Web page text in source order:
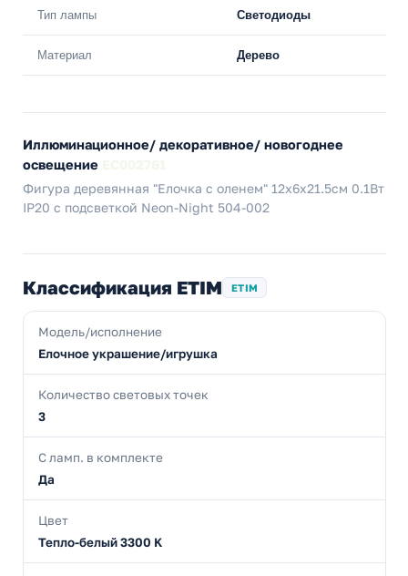
Тип лампы Светодиоды
Материал Дерево
Иллюминационное/ декоративное/ новогоднее
освещение
Фигура деревянная "Елочка с оленем" 12х6х21.5см 0.1Вт
IP20 с подсветкой Neon-Night 504-002
Классификация ETIM ETIM
Модель/исполнение
Елочное украшение/игрушка
Количество световых точек
3
С ламп. в комплекте
Да
Цвет
Тепло-белый 3300 K